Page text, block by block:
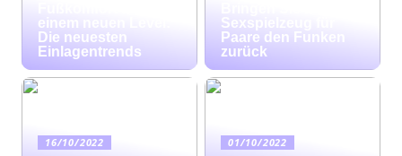
einem neuen Level:
Die neuesten
Einlagentrends
Sexspielzeug für
Paare den Funken
zurück
16/10/2022 01/10/2022